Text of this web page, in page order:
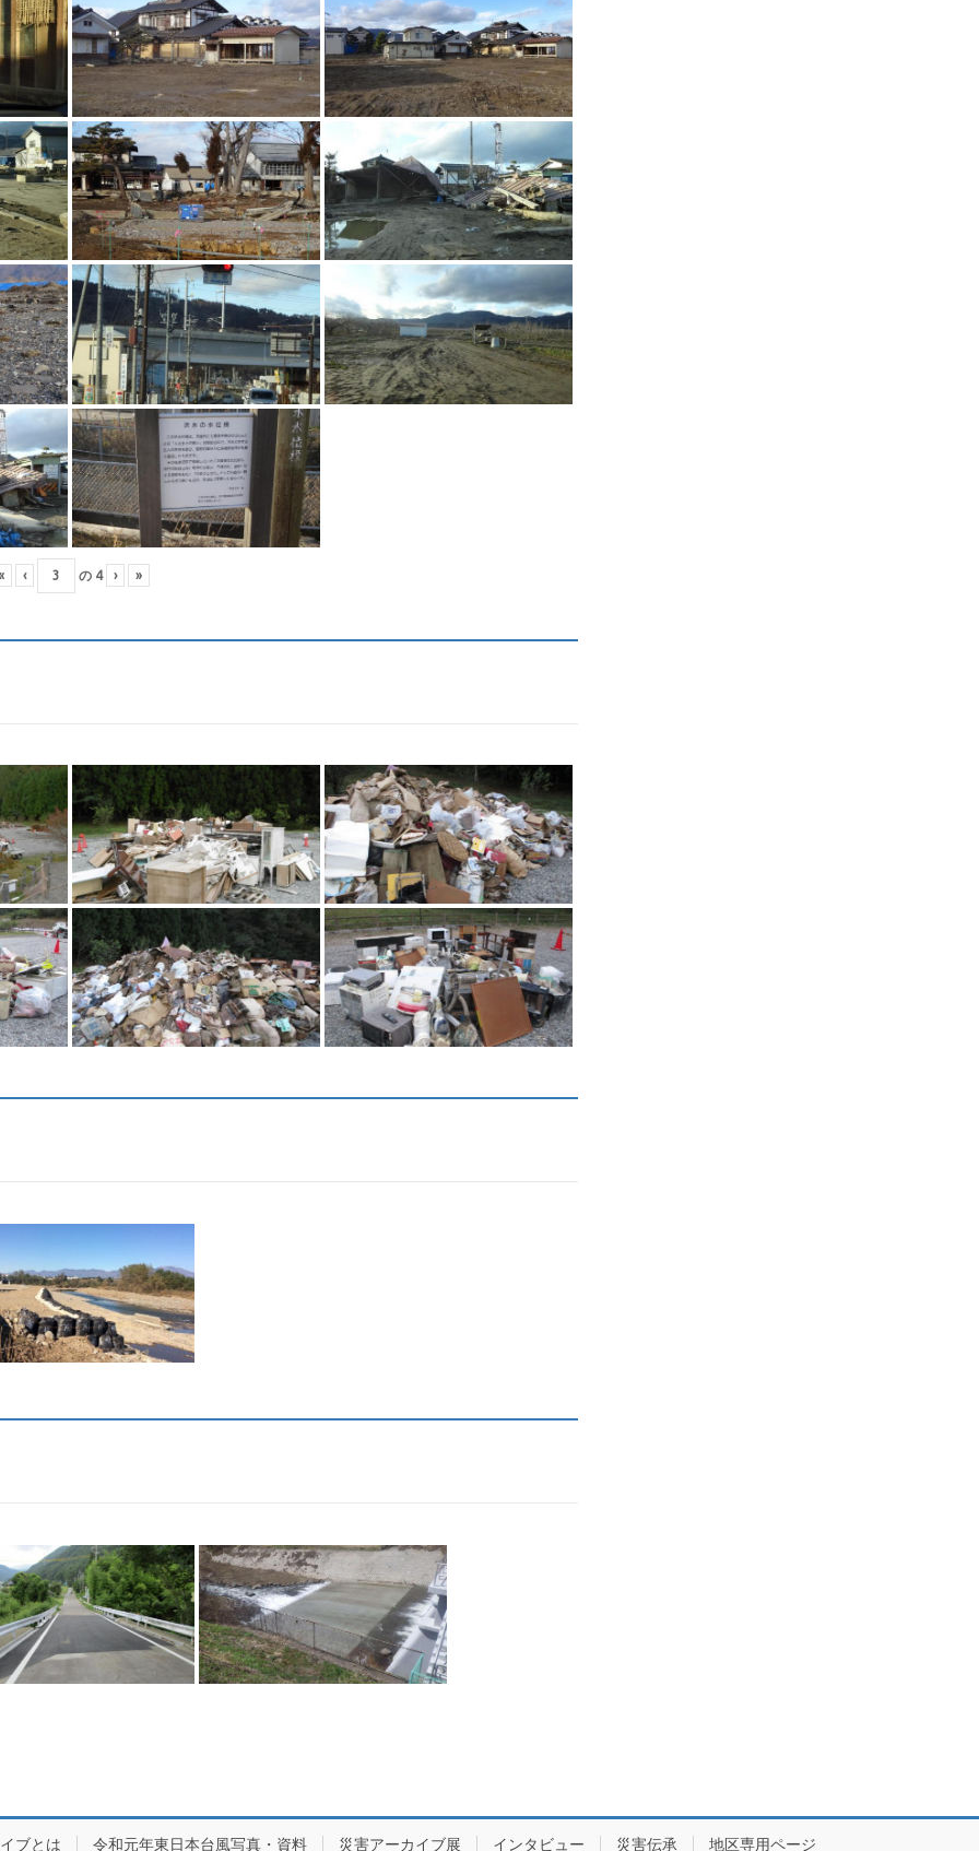
‹ の 4 › »
ブとは 令和元年東日本台風写真・資料 災害アーカイブ展 インタビュー 災害伝承 地区専用ページ